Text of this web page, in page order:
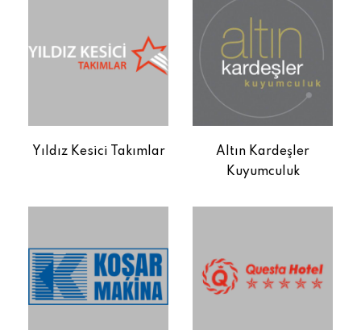
Yıldız Kesici Takımlar
Altın Kardeşler
Kuyumculuk